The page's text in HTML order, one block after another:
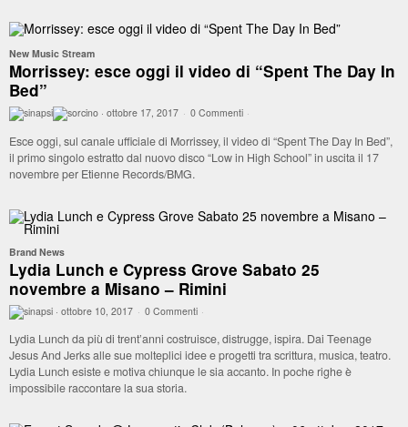
New Music Stream
Morrissey: esce oggi il video di “Spent The Day In
Bed”
· ottobre 17, 2017 · 0 Commenti ·
Esce oggi, sul canale ufficiale di Morrissey, il video di “Spent The Day In Bed”,
il primo singolo estratto dal nuovo disco “Low in High School” in uscita il 17
novembre per Etienne Records/BMG.
Brand News
Lydia Lunch e Cypress Grove Sabato 25
novembre a Misano – Rimini
· ottobre 10, 2017 · 0 Commenti ·
Lydia Lunch da più di trent’anni costruisce, distrugge, ispira. Dai Teenage
Jesus And Jerks alle sue molteplici idee e progetti tra scrittura, musica, teatro.
Lydia Lunch esiste e motiva chiunque le sia accanto. In poche righe è
impossibile raccontare la sua storia.